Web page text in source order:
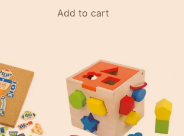
Add to cart